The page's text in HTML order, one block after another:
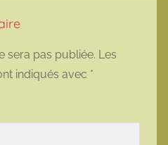
sera pas publiée. Les
indiqués avec *